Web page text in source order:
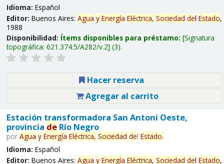
Idioma: Español
Editor: Buenos Aires: Agua y Energía Eléctrica, Sociedad del Estado,
1988
Disponibilidad: Ítems disponibles para préstamo: Signatura
topográfica: 621.374.5/A282/v.2 (3).
Hacer reserva
Agregar al carrito
Estación transformadora San Antoni Oeste,
provincia deRío Negro
por Agua y Energía Eléctrica, Sociedad del Estado.
Idioma: Español
Editor: Buenos Aires: Agua y Energía Eléctrica, Sociedad del Estado,